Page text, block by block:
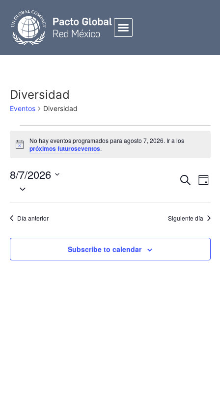
Diversidad
Eventos Diversidad
Notice
No hay eventos programados para agosto 7, 2026. Ir a los
próximos futuroseventos.
Vistas
Eventos
Buscar
DE
Día
8/7/2026
Seleccionar
fecha.
Día anterior Siguiente día
Subscribe to calendar